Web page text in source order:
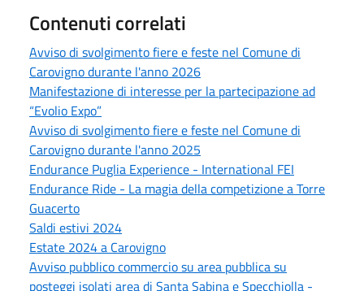
Contenuti correlati
Avviso di svolgimento fiere e feste nel Comune di
Carovigno durante l'anno 2026
Manifestazione di interesse per la partecipazione ad
“Evolio Expo”
Avviso di svolgimento fiere e feste nel Comune di
Carovigno durante l'anno 2025
Endurance Puglia Experience - International FEI
Endurance Ride - La magia della competizione a Torre
Guacerto
Saldi estivi 2024
Estate 2024 a Carovigno
Avviso pubblico commercio su area pubblica su
posteggi isolati area di Santa Sabina e Specchiolla -